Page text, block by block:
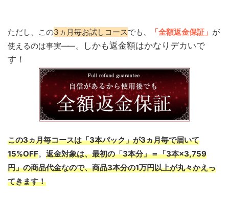
ただし、この3ヵ月毎お試しコースでも、 「全額返金保証」 が
使えるのは事実——。
しかも返金額はかなりデカいで
す！
この3ヵ月毎コースは「3本パック」が3ヵ月毎で届いて
15%OFF。 返金対象は、最初の「3本分」＝「3本×3,759
円」の商品代金なので、商品3本分の1万円以上が丸々かえっ
てきます！